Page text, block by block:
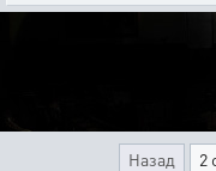
Назад 2